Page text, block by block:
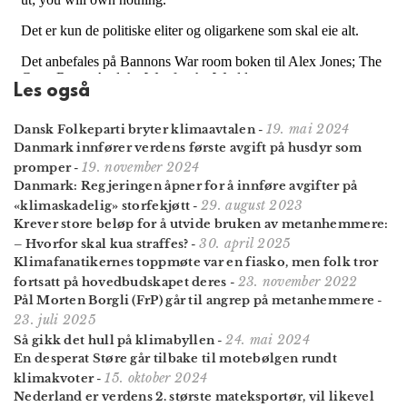
Les også
Dansk Folkeparti bryter klima­avtalen- 19. mai 2024
Danmark innfører verdens første avgift på husdyr som
promper- 19. november 2024
Danmark: Regjeringen åpner for å innføre avgifter på
«klimaskadelig» storfekjøtt - 29. august 2023
Krever store beløp for å utvide bruken av metan­hemmere:
– Hvorfor skal kua straffes? -30. april 2025
Klimafanatikernes toppmøte var en fiasko, men folk tror
fortsatt på hoved­budskapet deres - 23. november 2022
Pål Morten Borgli (FrP) går til angrep på metan­hemmere -
23. juli 2025
Så gikk det hull på klimabyllen - 24. mai 2024
En desperat Støre går tilbake til motebølgen rundt
klimakvoter- 15. oktober 2024
Nederland er verdens 2. største mateksportør, vil likevel